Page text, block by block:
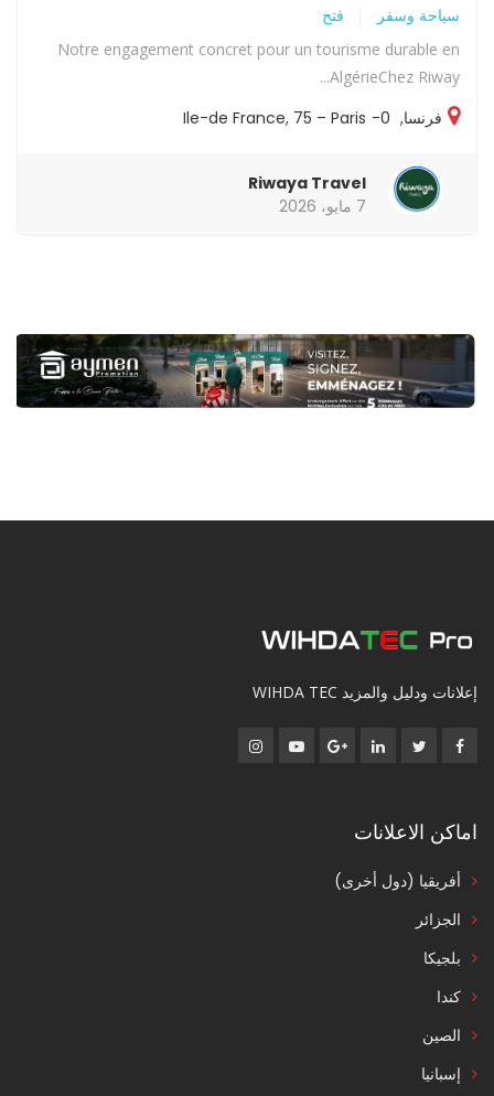
سياحة وسفر فتح
Notre engagement concret pour un tourisme durable en
AlgérieChez Riway...
فرنسا,
0-Ile-de France
, 75 – Paris
Riwaya Travel
7 مايو، 2026
إعلانات ودليل والمزيد WIHDA TEC
اماكن الاعلانات
أفريقيا (دول أخرى)
الجزائر
بلجيكا
كندا
الصين
إسبانيا